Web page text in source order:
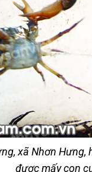
xã Nhơn
được mấy con